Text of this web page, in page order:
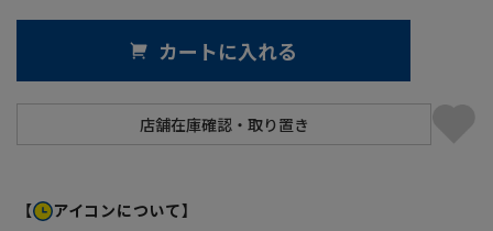
カートに入れる
【 アイコンについて】